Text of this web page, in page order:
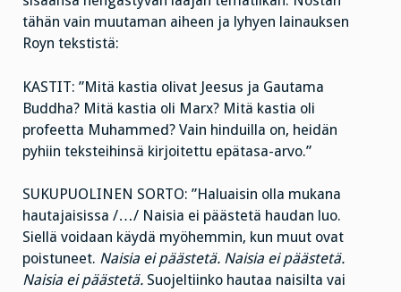
tähän vain muutaman aiheen ja lyhyen lainauksen
Royn tekstistä:
KASTIT: ”Mitä kastia olivat Jeesus ja Gautama
Buddha? Mitä kastia oli Marx? Mitä kastia oli
profeetta Muhammed? Vain hinduilla on, heidän
pyhiin teksteihinsä kirjoitettu epätasa-arvo.”
SUKUPUOLINEN SORTO: ”Haluaisin olla mukana
hautajaisissa /…/ Naisia ei päästetä haudan luo.
Siellä voidaan käydä myöhemmin, kun muut ovat
poistuneet. Naisia ei päästetä. Naisia ei päästetä.
Naisia ei päästetä. Suojeltiinko hautaa naisilta vai